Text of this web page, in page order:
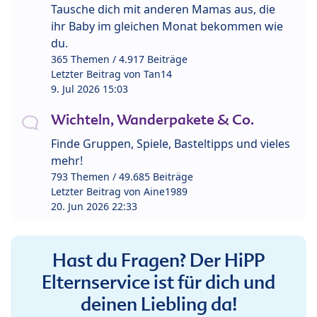
Tausche dich mit anderen Mamas aus, die
ihr Baby im gleichen Monat bekommen wie
du.
365 Themen / 4.917 Beiträge
Letzter Beitrag von Tan14
9. Jul 2026 15:03
Wichteln, Wanderpakete & Co.
Finde Gruppen, Spiele, Basteltipps und vieles
mehr!
793 Themen / 49.685 Beiträge
Letzter Beitrag von Aine1989
20. Jun 2026 22:33
Hast du Fragen? Der HiPP
Elternservice ist für dich und
deinen Liebling da!